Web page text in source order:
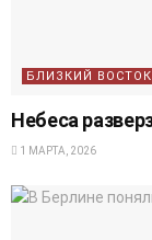
БЛИЗКИЙ ВОСТОК
Небеса
1 МАРТА, 2026